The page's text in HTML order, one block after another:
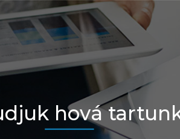
hová